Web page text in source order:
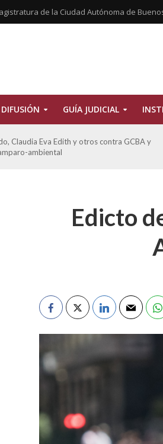
de la Ciudad Autónoma de
DIFUSIÓN GUÍA JUDICIAL
Claudia Eva Edith y otros contra GCBA y
ambiental
Edicto